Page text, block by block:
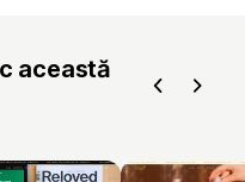
această